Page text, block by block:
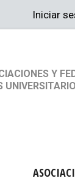
Iniciar
Y